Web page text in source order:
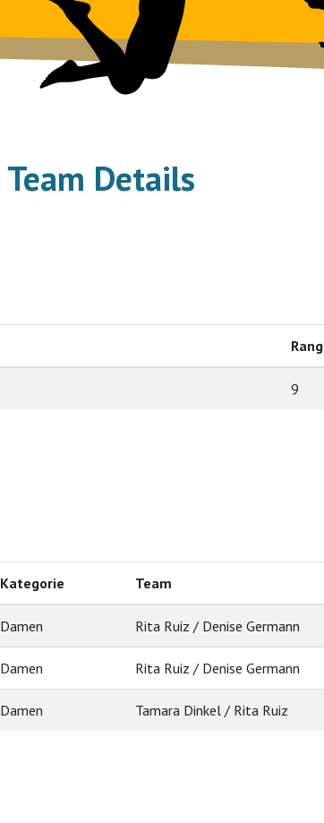
Team Details
Rang
9
Kategorie Team
Damen Rita Ruiz / Denise Germann
Damen Rita Ruiz / Denise Germann
Damen Tamara Dinkel / Rita Ruiz